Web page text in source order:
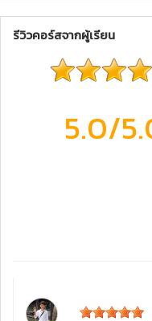
รีวิวคอร์สจากผู้เรียน
5.0/